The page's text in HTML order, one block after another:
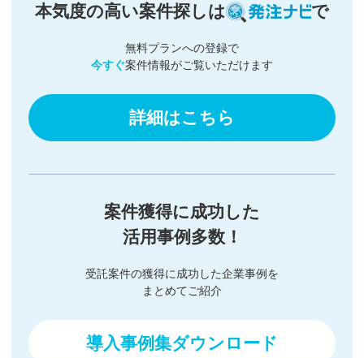
本気度の高い案件探しは で
無料プランへの登録で
今すぐ案件情報がご覧いただけます
詳細はこちら
案件獲得に成功した
活用事例多数！
受託案件の獲得に成功した企業事例を
まとめてご紹介
導入事例集ダウンロード